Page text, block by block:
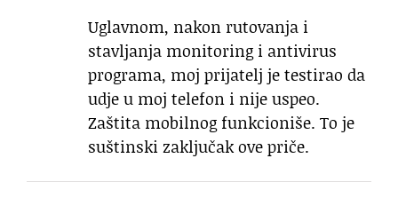
Uglavnom, nakon rutovanja i
stavljanja monitoring i antivirus
programa, moj prijatelj je testirao da
udje u moj telefon i nije uspeo.
Zaštita mobilnog funkcioniše. To je
suštinski zaključak ove priče.